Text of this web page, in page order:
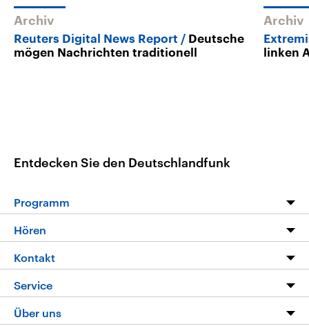
Archiv
Reuters Digital News Report
Deutsche
mögen Nachrichten traditionell
Archiv
linken
Entdecken Sie den Deutschlandfunk
Programm
Programm
Die Nachrichten
Nachrichtenleicht
Neue Beiträge auf dlf.de
Hören
Livestream
Podcasts
Deutschlandfunk App
Kontakt
Hörerservice
Service
FAQ
Über uns